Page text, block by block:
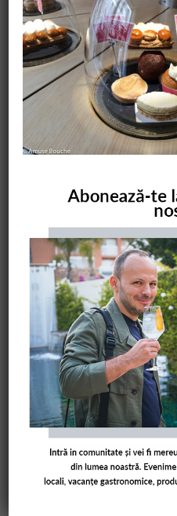
COMANDĂ CARTEA NOASTRĂ